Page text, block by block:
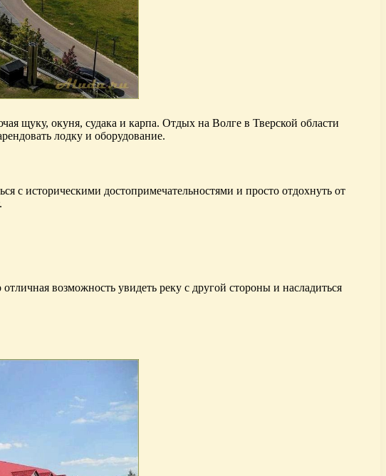
щуку, окуня, судака и карпа. Отдых на Волге в Тверской области
лодку и оборудование.
с историческими достопримечательностями и просто отдохнуть от
возможность увидеть реку с другой стороны и насладиться